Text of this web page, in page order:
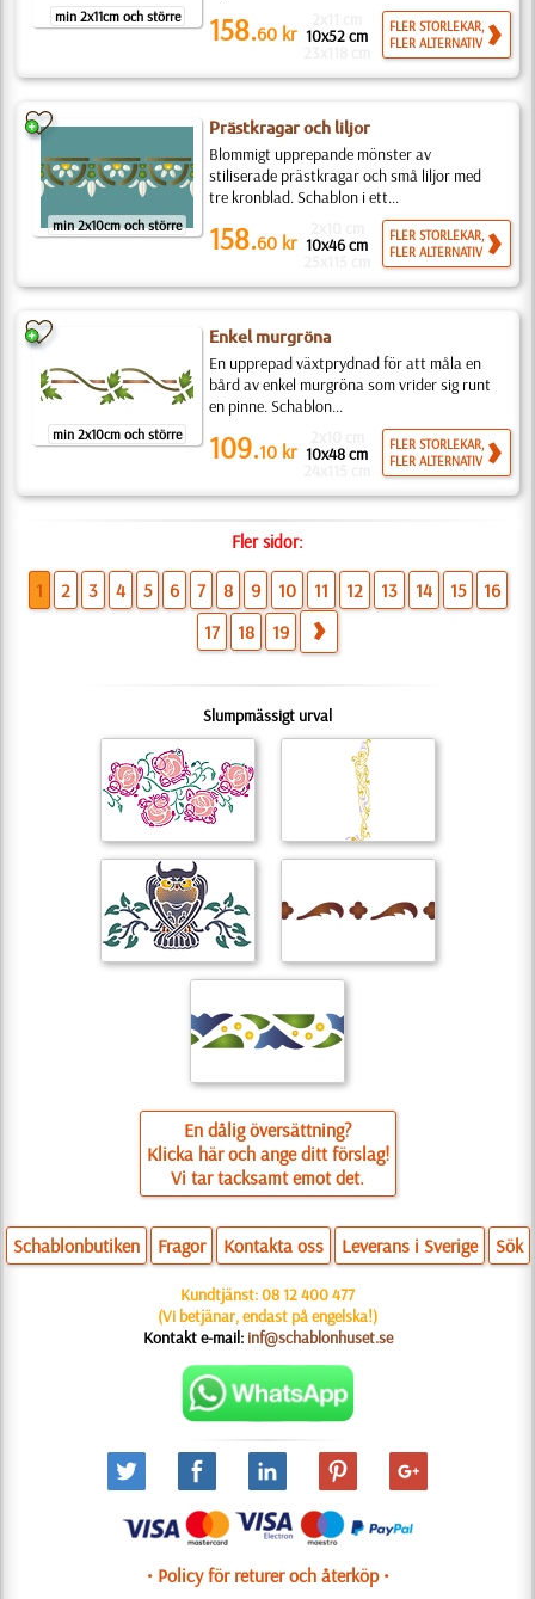
min 2x11cm och större 158.60 kr 10x52 cm
FLER STORLEKAR,
FLER ALTERNATIV
min 2x10cm och större
Prästkragar och liljor
Blommigt upprepande mönster av
stiliserade prästkragar och små liljor med
tre kronblad. Schablon i ett...
158.60 kr 10x46 cm
FLER STORLEKAR,
FLER ALTERNATIV
min 2x10cm och större
Enkel murgröna
En upprepad växtprydnad för att måla en
bård av enkel murgröna som vrider sig runt
en pinne. Schablon...
109.10 kr 10x48 cm
FLER STORLEKAR,
FLER ALTERNATIV
Fler sidor:
1 2 3 4 5 6 7 8 9 10 11 12 13 14 15
16
17
18 19
Slumpmässigt urval
En dålig översättning?
Klicka här och ange ditt förslag!
Vi tar tacksamt emot det.
Schablonbutiken Fragor Kontakta oss Leverans i Sverige Sök
Kundtjänst:08 12 400 477
(Vi betjänar, endast på engelska!)
Kontakt e-mail: inf@schablonhuset.se
• Policy för returer och återköp •